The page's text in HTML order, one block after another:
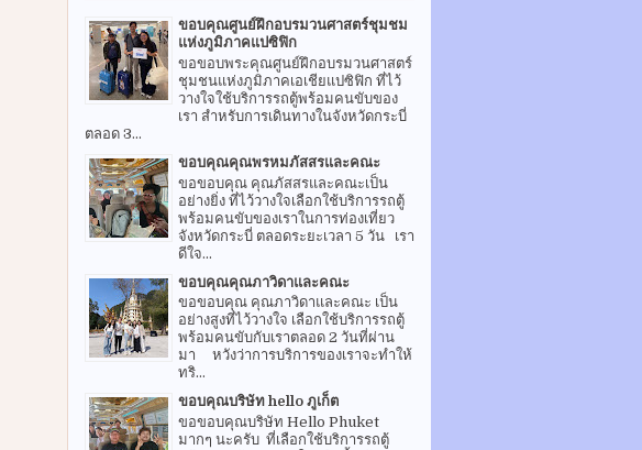
ขอบคุณศูนย์ฝึกอบรมวนศาสตร์ชุมชม
แห่งภูมิภาคแปซิฟิก
ขอขอบพระคุณศูนย์ฝึกอบรมวนศาสตร์
ชุมชนแห่งภูมิภาคเอเชียแปซิฟิก ที่ไว้
วางใจใช้บริการรถตู้พร้อมคนขับของ
เรา สำหรับการเดินทางในจังหวัดกระบี่
ตลอด 3...
ขอบคุณคุณพรหมภัสสรและคณะ
ขอขอบคุณ คุณภัสสรและคณะเป็น
อย่างยิ่ง ที่ไว้วางใจเลือกใช้บริการรถตู้
พร้อมคนขับของเราในการท่องเที่ยว
จังหวัดกระบี่ ตลอดระยะเวลา 5 วัน เรา
ดีใจ...
ขอบคุณคุณภาวิดาและคณะ
ขอขอบคุณ คุณภาวิดาและคณะ เป็น
อย่างสูงที่ไว้วางใจ เลือกใช้บริการรถตู้
พร้อมคนขับกับเราตลอด 2 วันที่ผ่าน
มา หวังว่าการบริการของเราจะทำให้
ทริ...
ขอบคุณบริษัท hello ภูเก็ต
ขอขอบคุณบริษัท Hello Phuket
มากๆ นะครับ ที่เลือกใช้บริการรถตู้